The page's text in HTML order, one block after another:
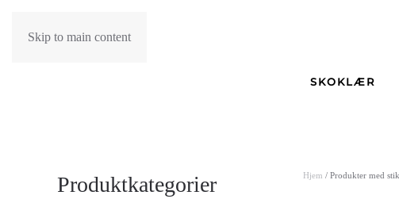
Skip to main content
SKOKLÆR
Hjem / Produkter med
Produktkategorier